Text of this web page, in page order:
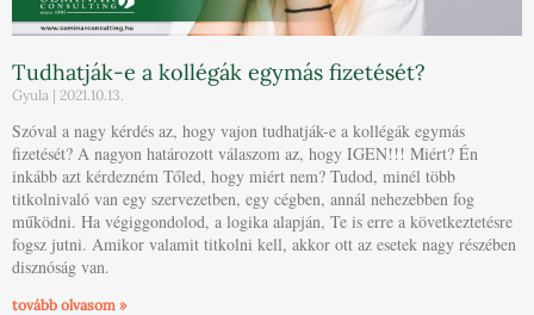
Tudhatják-e a kollégák egymás fizetését?
Gyula 2021.10.13.
Szóval a nagy kérdés az, hogy vajon tudhatják-e a kollégák egymás
fizetését? A nagyon határozott válaszom az, hogy IGEN!!! Miért? Én
inkább azt kérdezném Tőled, hogy miért nem? Tudod, minél több
titkolnivaló van egy szervezetben, egy cégben, annál nehezebben fog
működni. Ha végiggondolod, a logika alapján, Te is erre a következtetésre
fogsz jutni. Amikor valamit titkolni kell, akkor ott az esetek nagy részében
disznóság van.
tovább olvasom »